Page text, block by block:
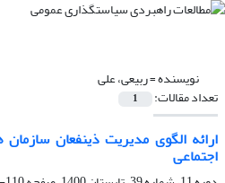
نویسنده =ربیعی، علی
تعداد مقالات: 1
ارائه الگوی مدیریت ذینفعان
اجتماعی